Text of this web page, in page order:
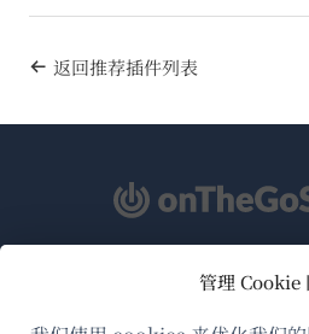
管理 Cookie
返回推荐插件列表
关于
GDPR与隐